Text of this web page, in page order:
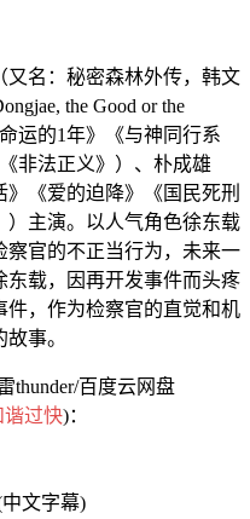
又名：秘密森林外传，韩文
the Good or the
运的1年》《与神同行系
非法正义》）、朴成雄
》《爱的迫降》《国民死刑
主演。以人气角色徐东载
察官的不正当行为，未来一
东载，因再开发事件而头疼
件，作为检察官的直觉和机
事。
thunder/百度云网盘
谐过快)：
文字幕)